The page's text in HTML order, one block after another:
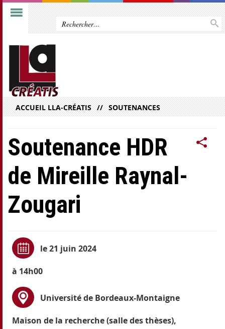
ACCUEIL LLA-CRÉATIS SOUTENANCES
Soutenance HDR
de Mireille Raynal-
Zougari
le 21 juin 2024
à 14h00
Université de Bordeaux-Montaigne
Maison de la recherche (salle des thèses),